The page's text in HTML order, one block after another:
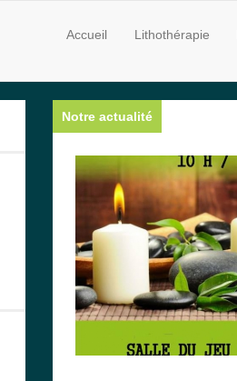
Accueil Lithothérapie
Notre actualité